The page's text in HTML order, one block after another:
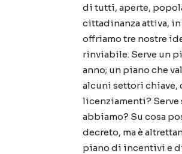
di tutti, aperte,
cittadinanza attiva,
offriamo tre nostre
rinviabile. Serve un
anno; un piano che
alcuni settori chiave,
licenziamenti?
abbiamo? Su cosa
decreto, ma è
piano di incentivi e